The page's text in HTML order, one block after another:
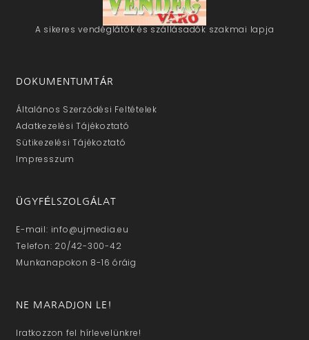
A sikeres vendéglátók és szállásadók szakmai lapja
DOKUMENTUMTÁR
Általános Szerződési Feltételek
Adatkezelési Tájékoztató
Sütikezelési Tájékoztató
Impresszum
ÜGYFÉLSZOLGÁLAT
E-mail: info@ujmedia.eu
Telefon: 20/42-300-42
Munkanapokon 8-16 óráig
NE MARADJON LE!
Iratkozzon fel hírlevelünkre!